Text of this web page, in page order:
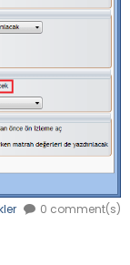
0 comment(s)